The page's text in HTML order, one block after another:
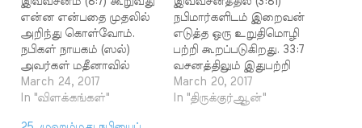
என்ன என்பதை முதலில்
அறிந்து கொள்வோம்.
நபிகள் நாயகம் (ஸல்)
அவர்கள் மதீனாவில்
ஆட்சியை நிறுவியபின்
மக்காவைச் சேர்ந்த
March 24, 2017
In "விளக்கங்கள்"
நபிமார்களிடம் இறைவன்
எடுத்த ஒரு உறுதிமொழி
பற்றி கூறப்படுகிறது. 33:7
வசனத்திலும் இதுபற்றி
கூறப்பட்டுள்ளது. அந்த
உறுதிமொழி எது
March 20, 2017
In "திருக்குர்ஆன்"